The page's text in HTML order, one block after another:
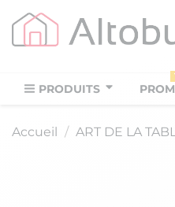
PRODUITS
Accueil ART DE LA